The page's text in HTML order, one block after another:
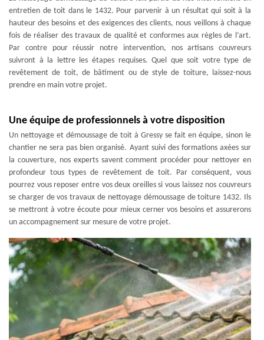
entretien de toit dans le 1432. Pour parvenir à un résultat qui soit à la
hauteur des besoins et des exigences des clients, nous veillons à chaque
fois de réaliser des travaux de qualité et conformes aux règles de l’art.
Par contre pour réussir notre intervention, nos artisans couvreurs
suivront à la lettre les étapes requises. Quel que soit votre type de
revêtement de toit, de bâtiment ou de style de toiture, laissez-nous
prendre en main votre projet.
Une équipe de professionnels à votre disposition
Un nettoyage et démoussage de toit à Gressy se fait en équipe, sinon le
chantier ne sera pas bien organisé. Ayant suivi des formations axées sur
la couverture, nos experts savent comment procéder pour nettoyer en
profondeur tous types de revêtement de toit. Par conséquent, vous
pourrez vous reposer entre vos deux oreilles si vous laissez nos couvreurs
se charger de vos travaux de nettoyage démoussage de toiture 1432. Ils
se mettront à votre écoute pour mieux cerner vos besoins et assurerons
un accompagnement sur mesure de votre projet.